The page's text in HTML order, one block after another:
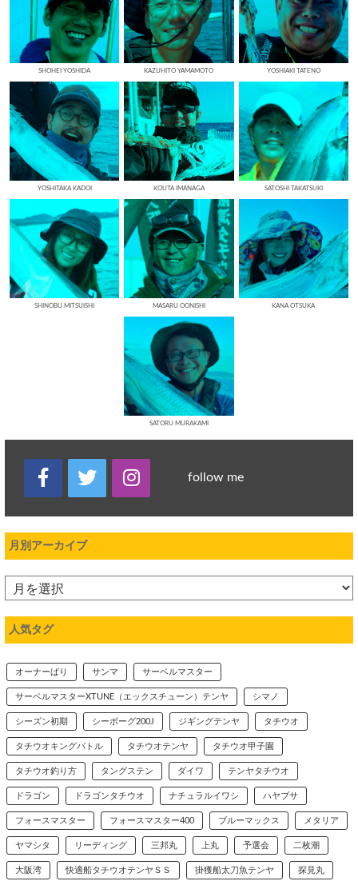
SHOHEI YOSHIDA KAZUHITO YAMAMOTO YOSHIAKI TATENO
YOSHITAKA KADOI KOUTA IMANAGA SATOSHI TAKATSUKI
SHINOBU MITSUISHI MASARU OONISHI KANA OTSUKA
SATORU MURAKAMI
follow me
月別アーカイブ
人気タグ
オーナーばり サンマ サーベルマスター
サーベルマスターXTUNE（エックスチューン）テンヤ シマノ
シーズン初期 シーボーグ200J ジギングテンヤ タチウオ
タチウオキングバトル タチウオテンヤ タチウオ甲子園
タチウオ釣り方 タングステン ダイワ テンヤタチウオ
ドラゴン ドラゴンタチウオ ナチュラルイワシ ハヤブサ
フォースマスター フォースマスター400 ブルーマックス メタリア
ヤマシタ リーディング 三邦丸 上丸 予選会 二枚潮
大阪湾 快適船タチウオテンヤＳＳ 掛獲船太刀魚テンヤ 探見丸